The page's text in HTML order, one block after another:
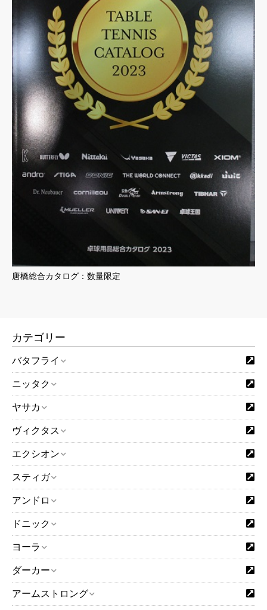
カテゴリー
バタフライ
ニッタク
ヤサカ
ヴィクタス
エクシオン
スティガ
アンドロ
ドニック
ヨーラ
ダーカー
アームストロング
唐橋総合カタログ：数量限定